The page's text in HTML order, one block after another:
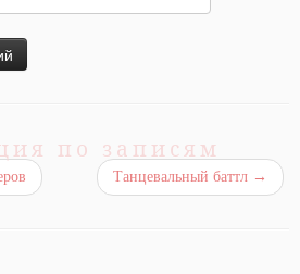
по записям
Танцевальный баттл →